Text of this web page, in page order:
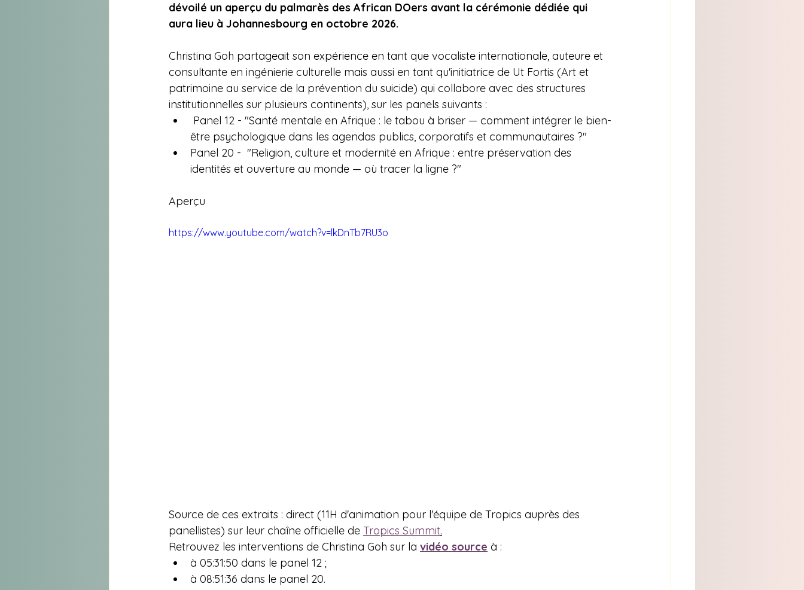
dévoilé un aperçu du palmarès des African DOers avant la cérémonie dédiée qui
aura lieu à Johannesbourg en octobre 2026.
Christina Goh partageait son expérience en tant que vocaliste internationale, auteure et
consultante en ingénierie culturelle mais aussi en tant qu'initiatrice de Ut Fortis (Art et
patrimoine au service de la prévention du suicide) qui collabore avec des structures
institutionnelles sur plusieurs continents), sur les panels suivants :
Panel 12 - "Santé mentale en Afrique : le tabou à briser — comment intégrer le bien-
être psychologique dans les agendas publics, corporatifs et communautaires ?"
Panel 20 -  "Religion, culture et modernité en Afrique : entre préservation des
identités et ouverture au monde — où tracer la ligne ?"
Aperçu
https://www.youtube.com/watch?v=lkDnTb7RU3o
Source de ces extraits : direct (11H d'animation pour l'équipe de Tropics auprès des
panellistes) sur leur chaîne officielle de Tropics Summit.
Retrouvez les interventions de Christina Goh sur la vidéo source à :
à 05:31:50 dans le panel 12 ;
à 08:51:36 dans le panel 20.